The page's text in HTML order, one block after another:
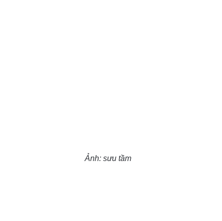
Ảnh: sưu tầm